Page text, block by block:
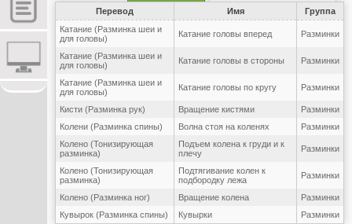
Перевод Имя
Группа
Катание (Разминка шеи и
для головы)
Катание головы вперед Разминки
Катание (Разминка шеи и
для головы)
Катание головы в стороны Разминки
Катание (Разминка шеи и
для головы)
Катание головы по кругу Разминки
Кисти (Разминка рук) Вращение кистями
Разминки
Колени (Разминка спины)
Волна стоя на коленях
Разминки
Колено (Тонизирующая
разминка)
Подъем колена к груди и к
плечу
Разминки
Колено (Тонизирующая
разминка)
Подтягивание колен к
подбородку лежа
Разминки
Колено (Разминка ног) Вращение колена
Разминки
Кувырок (Разминка спины)
Кувырки Разминки